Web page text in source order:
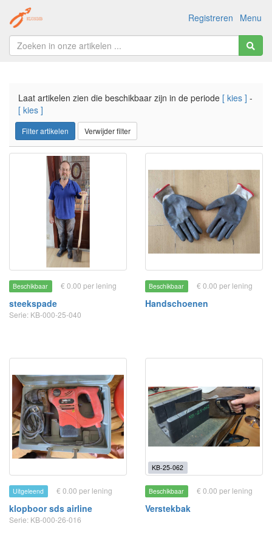
Menu
Registreren
Laat artikelen zien die beschikbaar zijn in de periode [ kies ] -
[ kies ]
Filter artikelen Verwijder filter
Beschikbaar € 0.00 per lening
steekspade
Serie: KB-000-25-040
Beschikbaar € 0.00 per lening
Handschoenen
Uitgeleend € 0.00 per lening
klopboor sds airline
Serie: KB-000-26-016
KB-25-062
Beschikbaar € 0.00 per lening
Verstekbak